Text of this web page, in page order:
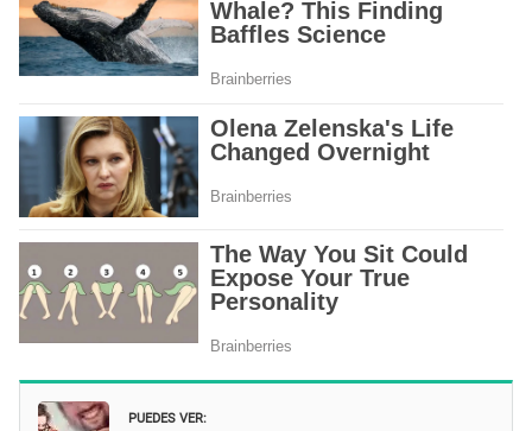
PUEDES VER: